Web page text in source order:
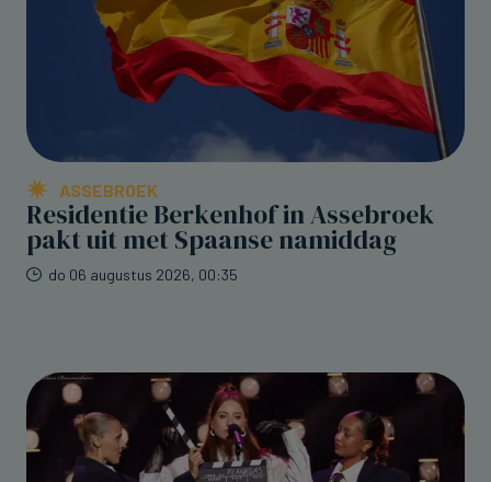
ASSEBROEK
Residentie Berkenhof in Assebroek
pakt uit met Spaanse namiddag
do 06 augustus 2026, 00:35